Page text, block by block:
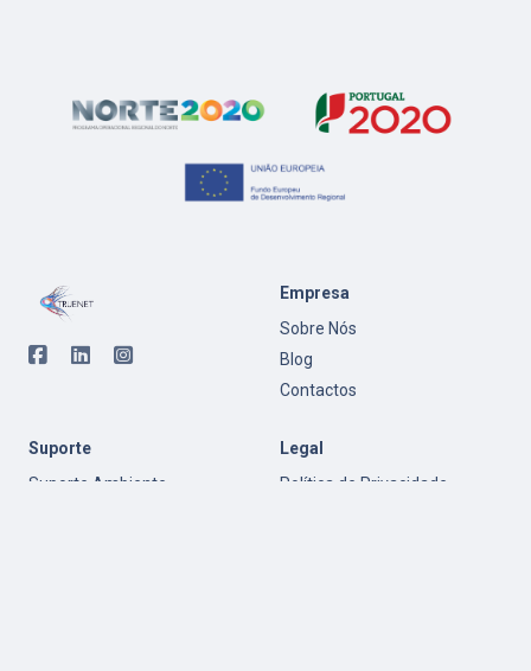
Empresa
Sobre Nós
Blog
Contactos
Suporte
Suporte Ambiente
Legal
Política de Privacidade